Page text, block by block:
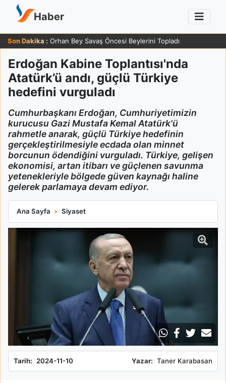
Haber
Son Dakika : Orhan Bey Savaş Öncesi Beylerini Topladı
Erdoğan Kabine Toplantısı'nda
Atatürk’ü andı, güçlü Türkiye
hedefini vurguladı
Cumhurbaşkanı Erdoğan, Cumhuriyetimizin
kurucusu Gazi Mustafa Kemal Atatürk'ü
rahmetle anarak, güçlü Türkiye hedefinin
gerçekleştirilmesiyle ecdada olan minnet
borcunun ödendiğini vurguladı. Türkiye, gelişen
ekonomisi, artan itibarı ve güçlenen savunma
yetenekleriyle bölgede güven kaynağı haline
gelerek parlamaya devam ediyor.
Ana Sayfa Siyaset
Erdoğan Kabine Toplantısı'nda Atatürk’ü andı, güçlü Türkiye
Tarih: 2024-11-10 Yazar: Taner Karabasan